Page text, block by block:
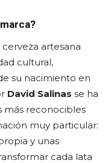
artesana
cultural,
su nacimiento en
David Salinas se ha
más reconocibles
muy particular:
y unas
cada lata